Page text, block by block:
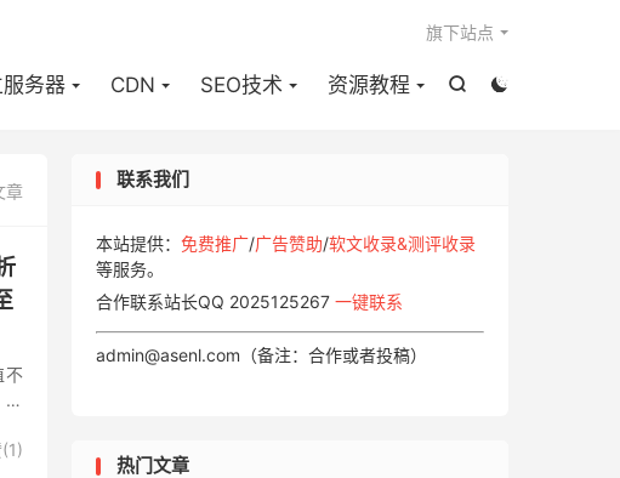


务器 CDN SEO技术 资源教程
旗下站点
章
不
1)
联系我们
本站提供： 免费推广/广告赞助/软文收录&测评收录
等服务。
合作联系站长QQ 2025125267 一键联系
admin@asenl.com（备注：合作或者投稿）
热门文章